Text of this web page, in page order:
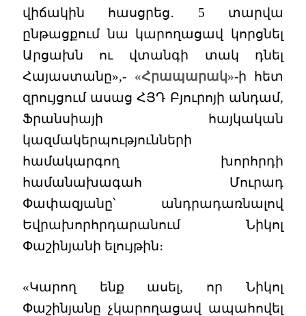
վիճակին հասցրեց․ 5 տարվա
ընթացքում նա կարողացավ կորցնել
Արցախն ու վտանգի տակ դնել
Հայաստանը»,-
«Հրապարակ»-ի հետ
զրույցում ասաց ՀՅԴ Բյուրոյի անդամ,
Ֆրանսիայի հայկական
կազմակերպությունների
համակարգող խորհրդի
համանախագահ Մուրադ
Փափազյանը՝ անդրադառնալով
Եվրախորհրդարանում Նիկոլ
Փաշինյանի ելույթին։
«Կարող ենք ասել, որ Նիկոլ
Փաշինյանը չկարողացավ ապահովել